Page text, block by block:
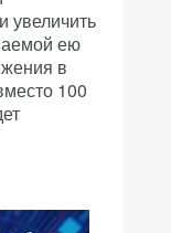
увеличить
ею
в
100